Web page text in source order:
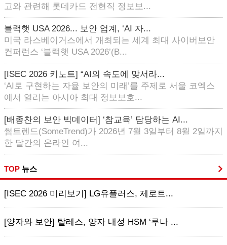
고와 관련해 롯데카드 전현직 정보보...
블랙햇 USA 2026... 보안 업계, ‘AI 자...
미국 라스베이거스에서 개최되는 세계 최대 사이버보안
컨퍼런스 ‘블랙햇 USA 2026’(B...
[ISEC 2026 키노트] “AI의 속도에 맞서라...
‘AI로 구현하는 자율 보안의 미래’를 주제로 서울 코엑스
에서 열리는 아시아 최대 정보보호...
[배종찬의 보안 빅데이터] ‘참교육’ 담당하는 AI...
썸트렌드(SomeTrend)가 2026년 7월 3일부터 8월 2일까지
한 달간의 온라인 여...
TOP 뉴스
[ISEC 2026 미리보기] LG유플러스, 제로트...
[양자와 보안] 탈레스, 양자 내성 HSM ‘루나 ...